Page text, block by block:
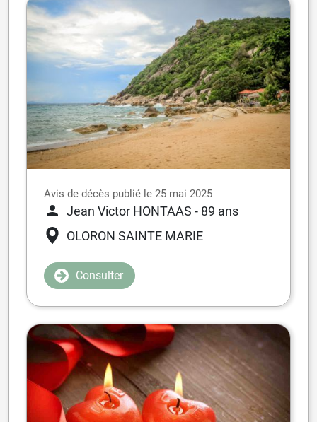
Avis de décès publié le 25 mai 2025
Jean Victor HONTAAS - 89 ans
OLORON SAINTE MARIE
Consulter